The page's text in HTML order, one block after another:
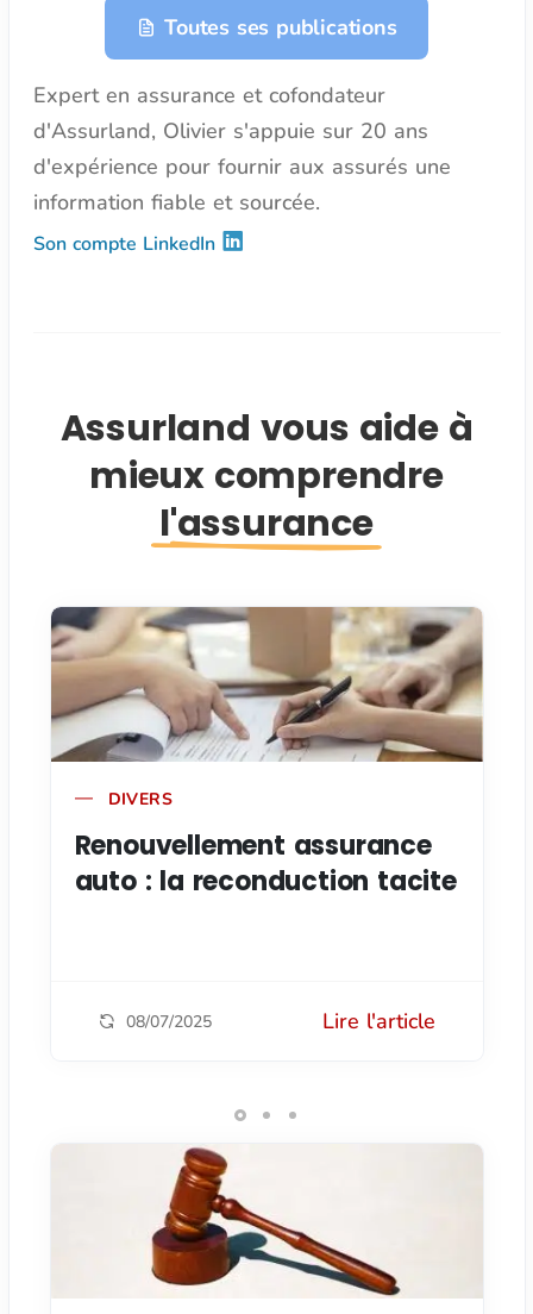
Toutes ses publications
Expert en assurance et cofondateur
d'Assurland, Olivier s'appuie sur 20 ans
d'expérience pour fournir aux assurés une
information fiable et sourcée.
Son compte LinkedIn
Assurland vous aide à
mieux comprendre
l'assurance
DIVERS
Renouvellement assurance
auto : la reconduction tacite
08/07/2025 Lire l'article